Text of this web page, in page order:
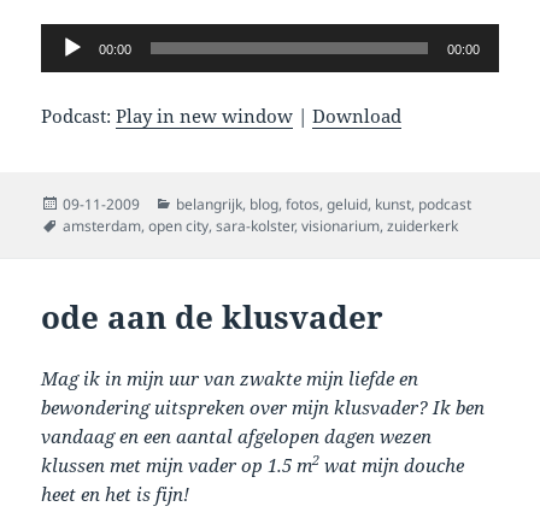
Audio
00:00 00:00
Podcast:Play in new window |Download
Posted
on
09-11-2009 Categories
belangrijk, blog,fotos,geluid, kunst, podcast
Tags
amsterdam,open city,sara-kolster,visionarium,zuiderkerk
ode aan de klusvader
Mag ik in mijn uur van zwakte mijn liefde en
bewondering uitspreken over mijn klusvader? Ik ben
vandaag en een aantal afgelopen dagen wezen
klussen met mijn vader op 1.5 m2 wat mijn douche
heet en het is fijn!